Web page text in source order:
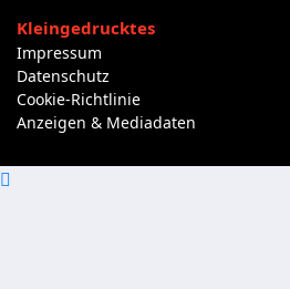
Kleingedrucktes
Impressum
Datenschutz
Cookie-Richtlinie
Anzeigen & Mediadaten